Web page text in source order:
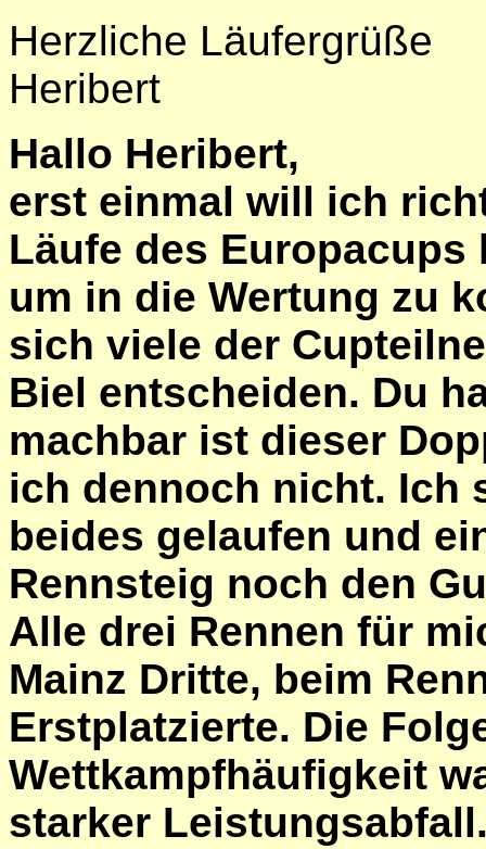
Herzliche Läufergrüße
Heribert
Hallo Heribert,
erst einmal will ich
Läufe des
um in die Wertung zu
sich viele der
Biel entscheiden. Du
machbar ist dieser
ich dennoch nicht. Ich
beides gelaufen und
Rennsteig noch den
Alle drei Rennen für
Mainz Dritte, beim
Erstplatzierte. Die
Wettkampfhäufigkeit
starker